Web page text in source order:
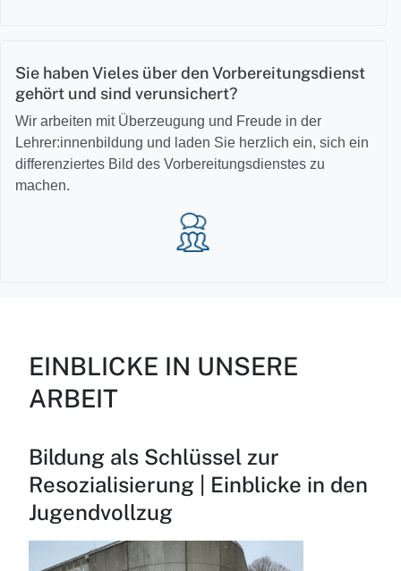
Sie haben Vieles über den Vorbereitungsdienst
gehört und sind verunsichert?
Wir arbeiten mit Überzeugung und Freude in der
Lehrer:innenbildung und laden Sie herzlich ein, sich ein
differenziertes Bild des Vorbereitungsdienstes zu
machen.
EINBLICKE IN UNSERE
ARBEIT
Bildung als Schlüssel zur
Resozialisierung | Einblicke in den
Jugendvollzug